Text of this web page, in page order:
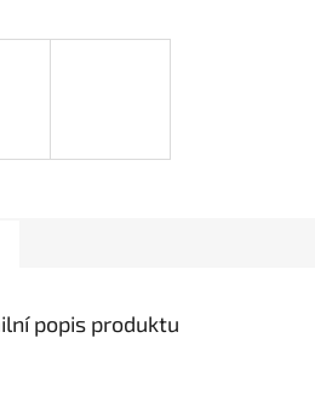
popis produktu